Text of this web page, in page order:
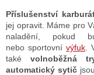
Příslušenství
jej opravit. Máme pro
naladění, pokud
nebo sportovní výfuk .
takévolnoběžná
automatický sytič